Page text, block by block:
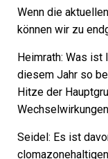
Wenn die
können wir zu
Heimrath: Was ist
diesem Jahr so
Hitze der
Seidel: Es ist